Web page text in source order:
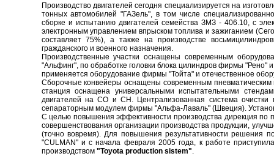
Производство двигателей сегодня специализируется на
тонных автомобилей "ГАЗель", в том числе
сборке и испытанию двигателей семейства ЗМЗ - 406.10, с
электронным управлением впрыском топлива и зажиганием
составляет 75%), а также на производстве
гражданского и военного назначения.
Производственные участки оснащены современным
"Альфинг", по обработке головки блока цилиндров фирмы
применяется оборудование фирмы "Тойта" и отечественное
Сборочные конвейеры оснащены современным
станция оснащена универсальными испытательными
двигателей на СО и СН. Централизованная система
сепараторным модулем фирмы "Альфа-Лаваль" (Швеция).
С целью повышения эффективности производства дирекция по
совершенствования организации производства продукции,
(точно вовремя). Для повышения результативности решения
"CULMAN" и с начала февраля 2005 года, к работе
производством "Toyota production sistem".